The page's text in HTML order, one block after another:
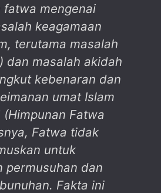
fatwa mengenai
keagamaan
terutama masalah
dan masalah akidah
kebenaran dan
umat Islam
(Himpunan Fatwa
Fatwa tidak
untuk
permusuhan dan
Fakta ini